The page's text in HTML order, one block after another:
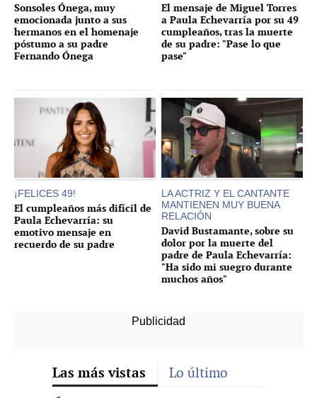
Sonsoles Ónega, muy
emocionada junto a sus
hermanos en el homenaje
póstumo a su padre
Fernando Ónega
El mensaje de Miguel Torres
a Paula Echevarría por su 49
cumpleaños, tras la muerte
de su padre: "Pase lo que
pase"
¡FELICES 49!
El cumpleaños más difícil de
Paula Echevarría: su
emotivo mensaje en
recuerdo de su padre
LA ACTRIZ Y EL CANTANTE
MANTIENEN MUY BUENA
RELACIÓN
David Bustamante, sobre su
dolor por la muerte del
padre de Paula Echevarría:
"Ha sido mi suegro durante
muchos años"
Las más vistas Lo último